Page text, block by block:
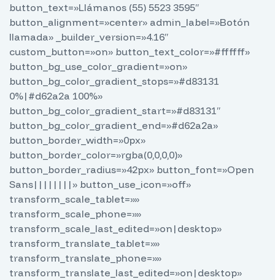
button_text=»Llámanos (55) 5523 3595″
button_alignment=»center» admin_label=»Botón
llamada» _builder_version=»4.16″
custom_button=»on» button_text_color=»#ffffff»
button_bg_use_color_gradient=»on»
button_bg_color_gradient_stops=»#d83131
0%|#d62a2a 100%»
button_bg_color_gradient_start=»#d83131″
button_bg_color_gradient_end=»#d62a2a»
button_border_width=»0px»
button_border_color=»rgba(0,0,0,0)»
button_border_radius=»42px» button_font=»Open
Sans||||||||» button_use_icon=»off»
transform_scale_tablet=»»
transform_scale_phone=»»
transform_scale_last_edited=»on|desktop»
transform_translate_tablet=»»
transform_translate_phone=»»
transform_translate_last_edited=»on|desktop»